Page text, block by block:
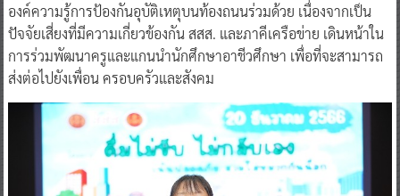
องค์ความรู้การป้องกันอุบัติเหตุบนท้องถนนร่วมด้วย เนื่องจากเป็น
ปัจจัยเสี่ยงที่มีความเกี่ยวข้องกัน สสส. และภาคีเครือข่าย เดินหน้าใน
การร่วมพัฒนาครูและแกนนำนักศึกษาอาชีวศึกษา เพื่อที่จะสามารถ
ส่งต่อไปยังเพื่อน ครอบครัวและสังคม